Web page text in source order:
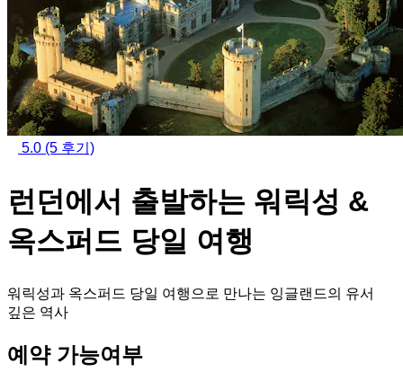
5.0 (5 후기)
런던에서 출발하는 워릭성 &
옥스퍼드 당일 여행
워릭성과 옥스퍼드 당일 여행으로 만나는 잉글랜드의 유서
깊은 역사
예약 가능여부